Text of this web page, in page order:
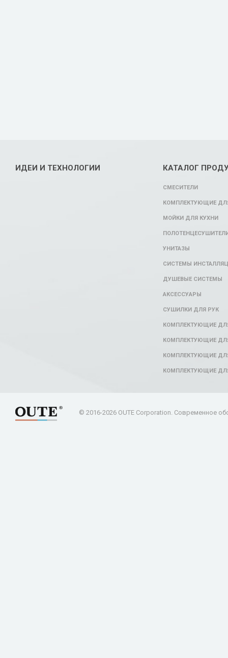
ИДЕИ И ТЕХНОЛОГИИ КАТАЛОГ
СМЕСИТЕЛИ
КОМПЛЕКТУЮЩИЕ
МОЙКИ ДЛЯ КУХНИ
УНИТАЗЫ
СИСТЕМЫ
ДУШЕВЫЕ СИСТЕМЫ
АКСЕССУАРЫ
СУШИЛКИ ДЛЯ РУК
КОМПЛЕКТУЮЩИЕ
КОМПЛЕКТУЮЩИЕ
КОМПЛЕКТУЮЩИЕ
КОМПЛЕКТУЮЩИЕ
© 2016-2026 OUTE Corporation. Современное